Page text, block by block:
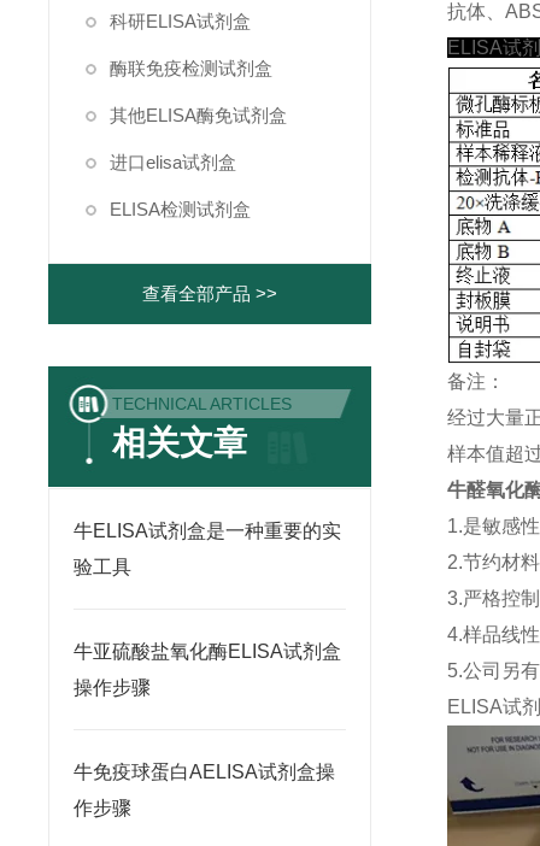
科研ELISA试剂盒
酶联免疫检测试剂盒
其他ELISA酶免试剂盒
进口elisa试剂盒
ELISA检测试剂盒
查看全部产品 >>
TECHNICAL ARTICLES
相关文章
牛ELISA试剂盒是一种重要的实
验工具
牛亚硫酸盐氧化酶ELISA试剂盒
操作步骤
牛免疫球蛋白AELISA试剂盒操
作步骤
抗体、
ELISA试
备注：
经过大量
样本值超
牛醛氧化
1.是敏感
2.节约材
3.严格控
4.样品线
5.公司另
ELISA试